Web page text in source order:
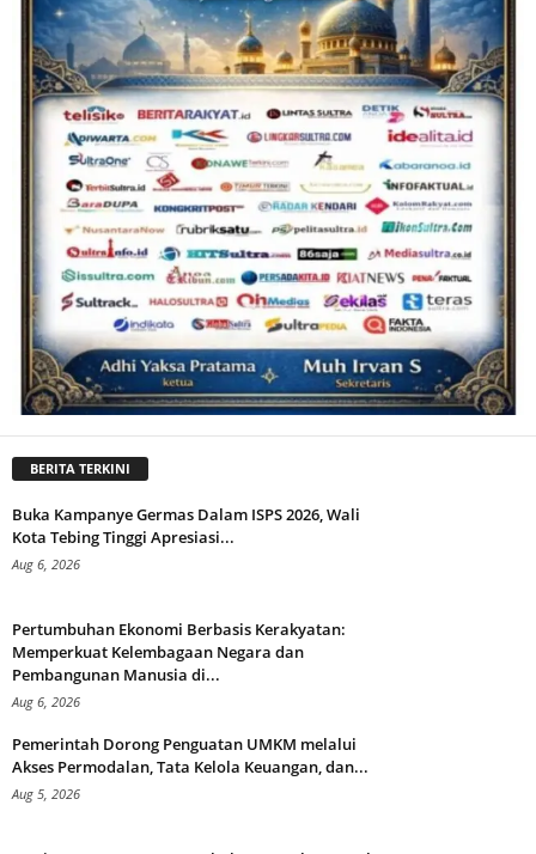
BERITA TERKINI
Buka Kampanye Germas Dalam ISPS 2026, Wali
Kota Tebing Tinggi Apresiasi...
Aug 6, 2026
Pertumbuhan Ekonomi Berbasis Kerakyatan:
Memperkuat Kelembagaan Negara dan
Pembangunan Manusia di...
Aug 6, 2026
Pemerintah Dorong Penguatan UMKM melalui
Akses Permodalan, Tata Kelola Keuangan, dan...
Aug 5, 2026